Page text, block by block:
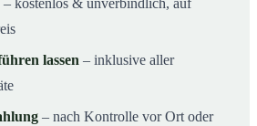
– kostenlos & unverbindlich, auf
lassen – inklusive aller
– nach Kontrolle vor Ort oder